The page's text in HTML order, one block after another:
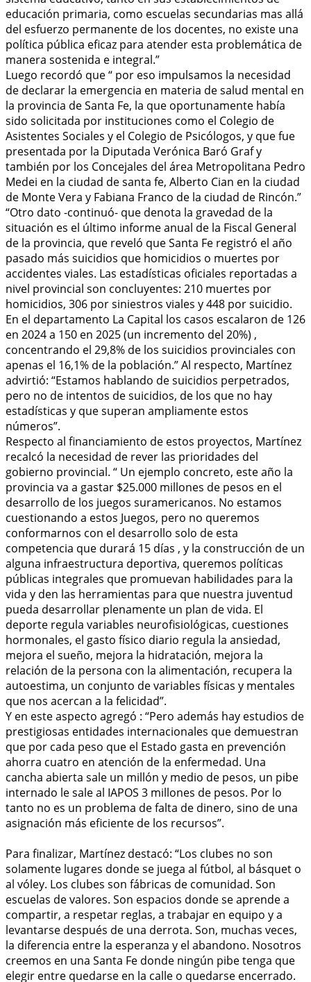
educación primaria, como escuelas secundarias mas allá
del esfuerzo permanente de los docentes, no existe una
política pública eficaz para atender esta problemática de
manera sostenida e integral.”
Luego recordó que “ por eso impulsamos la necesidad
de declarar la emergencia en materia de salud mental en
la provincia de Santa Fe, la que oportunamente había
sido solicitada por instituciones como el Colegio de
Asistentes Sociales y el Colegio de Psicólogos, y que fue
presentada por la Diputada Verónica Baró Graf y
también por los Concejales del área Metropolitana Pedro
Medei en la ciudad de santa fe, Alberto Cian en la ciudad
de Monte Vera y Fabiana Franco de la ciudad de Rincón.”
“Otro dato -continuó- que denota la gravedad de la
situación es el último informe anual de la Fiscal General
de la provincia, que reveló que Santa Fe registró el año
pasado más suicidios que homicidios o muertes por
accidentes viales. Las estadísticas oficiales reportadas a
nivel provincial son concluyentes: 210 muertes por
homicidios, 306 por siniestros viales y 448 por suicidio.
En el departamento La Capital los casos escalaron de 126
en 2024 a 150 en 2025 (un incremento del 20%) ,
concentrando el 29,8% de los suicidios provinciales con
apenas el 16,1% de la población.” Al respecto, Martínez
advirtió: “Estamos hablando de suicidios perpetrados,
pero no de intentos de suicidios, de los que no hay
estadísticas y que superan ampliamente estos
números”.
Respecto al financiamiento de estos proyectos, Martínez
recalcó la necesidad de rever las prioridades del
gobierno provincial. “ Un ejemplo concreto, este año la
provincia va a gastar $25.000 millones de pesos en el
desarrollo de los juegos suramericanos. No estamos
cuestionando a estos Juegos, pero no queremos
conformarnos con el desarrollo solo de esta
competencia que durará 15 días , y la construcción de un
alguna infraestructura deportiva, queremos políticas
públicas integrales que promuevan habilidades para la
vida y den las herramientas para que nuestra juventud
pueda desarrollar plenamente un plan de vida. El
deporte regula variables neurofisiológicas, cuestiones
hormonales, el gasto físico diario regula la ansiedad,
mejora el sueño, mejora la hidratación, mejora la
relación de la persona con la alimentación, recupera la
autoestima, un conjunto de variables físicas y mentales
que nos acercan a la felicidad”.
Y en este aspecto agregó : “Pero además hay estudios de
prestigiosas entidades internacionales que demuestran
que por cada peso que el Estado gasta en prevención
ahorra cuatro en atención de la enfermedad. Una
cancha abierta sale un millón y medio de pesos, un pibe
internado le sale al IAPOS 3 millones de pesos. Por lo
tanto no es un problema de falta de dinero, sino de una
asignación más eficiente de los recursos”.
Para finalizar, Martínez destacó: “Los clubes no son
solamente lugares donde se juega al fútbol, al básquet o
al vóley. Los clubes son fábricas de comunidad. Son
escuelas de valores. Son espacios donde se aprende a
compartir, a respetar reglas, a trabajar en equipo y a
levantarse después de una derrota. Son, muchas veces,
la diferencia entre la esperanza y el abandono. Nosotros
creemos en una Santa Fe donde ningún pibe tenga que
elegir entre quedarse en la calle o quedarse encerrado.